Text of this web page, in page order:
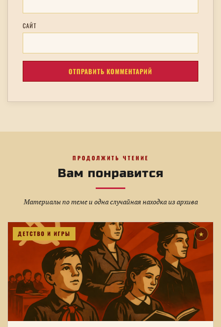
САЙТ
ПРОДОЛЖИТЬ ЧТЕНИЕ
Вам понравится
Материалы по теме и одна случайная находка из архива
ДЕТСТВО И ИГРЫ ★